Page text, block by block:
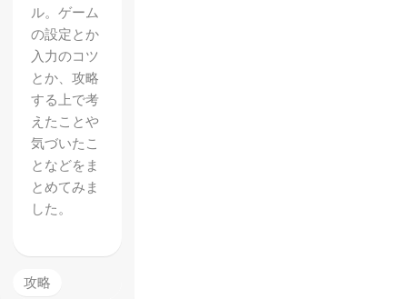
ル。ゲーム
の設定とか
入力のコツ
とか、攻略
する上で考
えたことや
気づいたこ
となどをま
とめてみま
した。
攻略
【デレ
ステ】
ぬるい
プレイ
スタイ